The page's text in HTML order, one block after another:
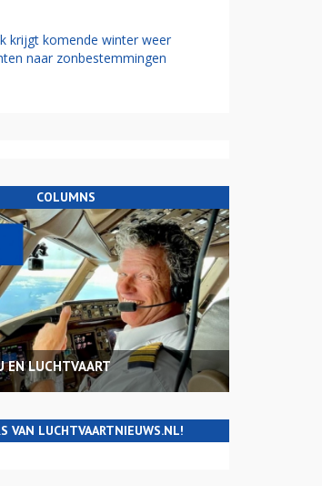
krijgt komende winter weer
naar zonbestemmingen
COLUMNS
EN LUCHTVAART
VAN LUCHTVAARTNIEUWS.NL!